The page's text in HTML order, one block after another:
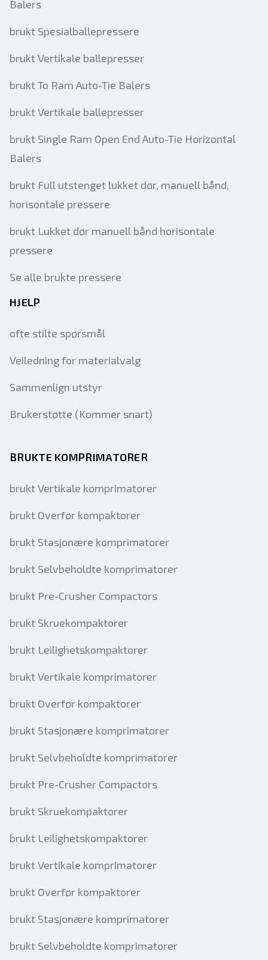
Balers
brukt Spesialballepressere
brukt Vertikale ballepresser
brukt To Ram Auto-Tie Balers
brukt Vertikale ballepresser
brukt Single Ram Open End Auto-Tie Horizontal
Balers
brukt Full utstenget lukket dør, manuell bånd,
horisontale pressere
brukt Lukket dør manuell bånd horisontale
pressere
Se alle brukte pressere
HJELP
ofte stilte spørsmål
Veiledning for materialvalg
Sammenlign utstyr
Brukerstøtte (Kommer snart)
BRUKTE KOMPRIMATORER
brukt Vertikale komprimatorer
brukt Overfør kompaktorer
brukt Stasjonære komprimatorer
brukt Selvbeholdte komprimatorer
brukt Pre-Crusher Compactors
brukt Skruekompaktorer
brukt Leilighetskompaktorer
brukt Vertikale komprimatorer
brukt Overfør kompaktorer
brukt Stasjonære komprimatorer
brukt Selvbeholdte komprimatorer
brukt Pre-Crusher Compactors
brukt Skruekompaktorer
brukt Leilighetskompaktorer
brukt Vertikale komprimatorer
brukt Overfør kompaktorer
brukt Stasjonære komprimatorer
brukt Selvbeholdte komprimatorer